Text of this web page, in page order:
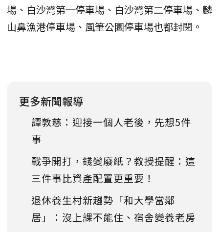
場、白沙灣第一停車場、白沙灣第二停車場、麟
山鼻漁港停車場、風筆公園停車場也都封閉。
更多新聞報導
譚敦慈：迎接一個人老後，先想5件
事
戰爭開打，錢變廢紙？教授提醒：這
三件事比資產配置更重要！
退休養生村新趨勢「和大學當鄰
居」：沒上課不能住、宿舍變養老房